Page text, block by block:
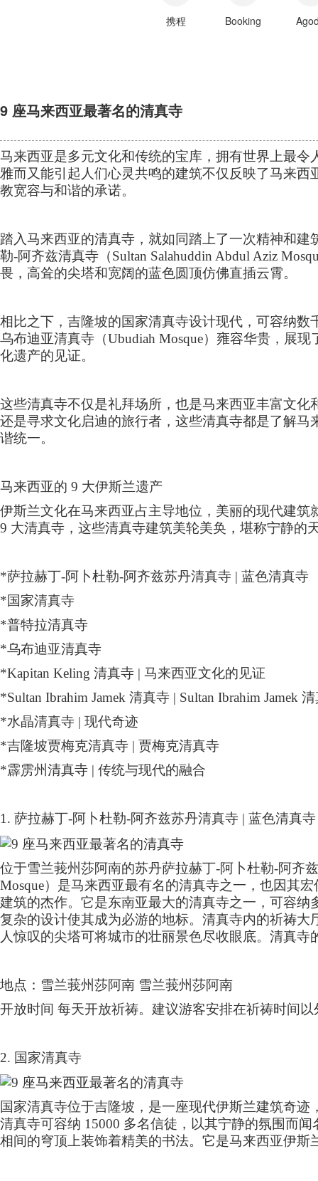
携程 Booking
9 座马来西亚最著名的清真寺
马来西亚是多元文化和传统的宝库，拥有世界上最
雅而又能引起人们心灵共鸣的建筑不仅反映了马来
教宽容与和谐的承诺。
踏入马来西亚的清真寺，就如同踏上了一次精神和
勒-阿齐兹清真寺（Sultan Salahuddin Abdul Aziz
畏，高耸的尖塔和宽阔的蓝色圆顶仿佛直插云霄。
相比之下，吉隆坡的国家清真寺设计现代，可容纳
乌布迪亚清真寺（Ubudiah Mosque）雍容华贵，展现
化遗产的见证。
这些清真寺不仅是礼拜场所，也是马来西亚丰富文
还是寻求文化启迪的旅行者，这些清真寺都是了解
谐统一。
马来西亚的 9 大伊斯兰遗产
伊斯兰文化在马来西亚占主导地位，美丽的现代建
9 大清真寺，这些清真寺建筑美轮美奂，堪称宁静的
*萨拉赫丁-阿卜杜勒-阿齐兹苏丹清真寺 | 蓝色清真寺
*国家清真寺
*普特拉清真寺
*乌布迪亚清真寺
*Kapitan Keling 清真寺 | 马来西亚文化的见证
*Sultan Ibrahim Jamek 清真寺 | Sultan Ibrahim Jamek 清
*水晶清真寺 | 现代奇迹
*吉隆坡贾梅克清真寺 | 贾梅克清真寺
*霹雳州清真寺 | 传统与现代的融合
1. 萨拉赫丁-阿卜杜勒-阿齐兹苏丹清真寺 | 蓝色清真寺
位于雪兰莪州莎阿南的苏丹萨拉赫丁-阿卜杜勒-阿齐
Mosque）是马来西亚最有名的清真寺之一，也因其
建筑的杰作。它是东南亚最大的清真寺之一，可容纳
复杂的设计使其成为必游的地标。清真寺内的祈祷
人惊叹的尖塔可将城市的壮丽景色尽收眼底。清真
地点：雪兰莪州莎阿南 雪兰莪州莎阿南
开放时间 每天开放祈祷。建议游客安排在祈祷时间以
2. 国家清真寺
国家清真寺位于吉隆坡，是一座现代伊斯兰建筑奇迹
清真寺可容纳 15000 多名信徒，以其宁静的氛围而
相间的穹顶上装饰着精美的书法。它是马来西亚伊斯